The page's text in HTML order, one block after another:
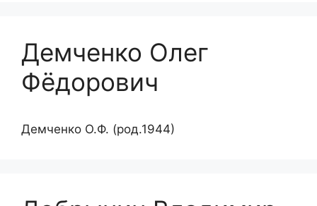
Демченко Олег
Фёдорович
Демченко О.Ф. (род.1944)